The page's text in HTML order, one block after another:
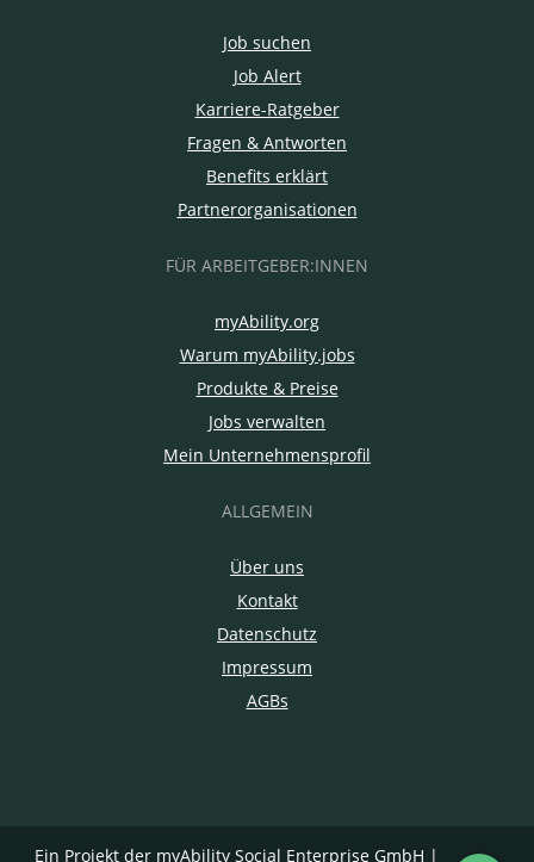
Job suchen
Job Alert
Karriere-Ratgeber
Fragen & Antworten
Benefits erklärt
Partnerorganisationen
FÜR ARBEITGEBER:INNEN
myAbility.org
Warum myAbility.jobs
Produkte & Preise
Jobs verwalten
Mein Unternehmensprofil
ALLGEMEIN
Über uns
Kontakt
Datenschutz
Impressum
AGBs
Ein Projekt der myAbility Social Enterprise GmbH |